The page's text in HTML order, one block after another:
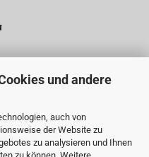
und andere
auch von
der Website zu
zu analysieren und Ihnen
© 2025